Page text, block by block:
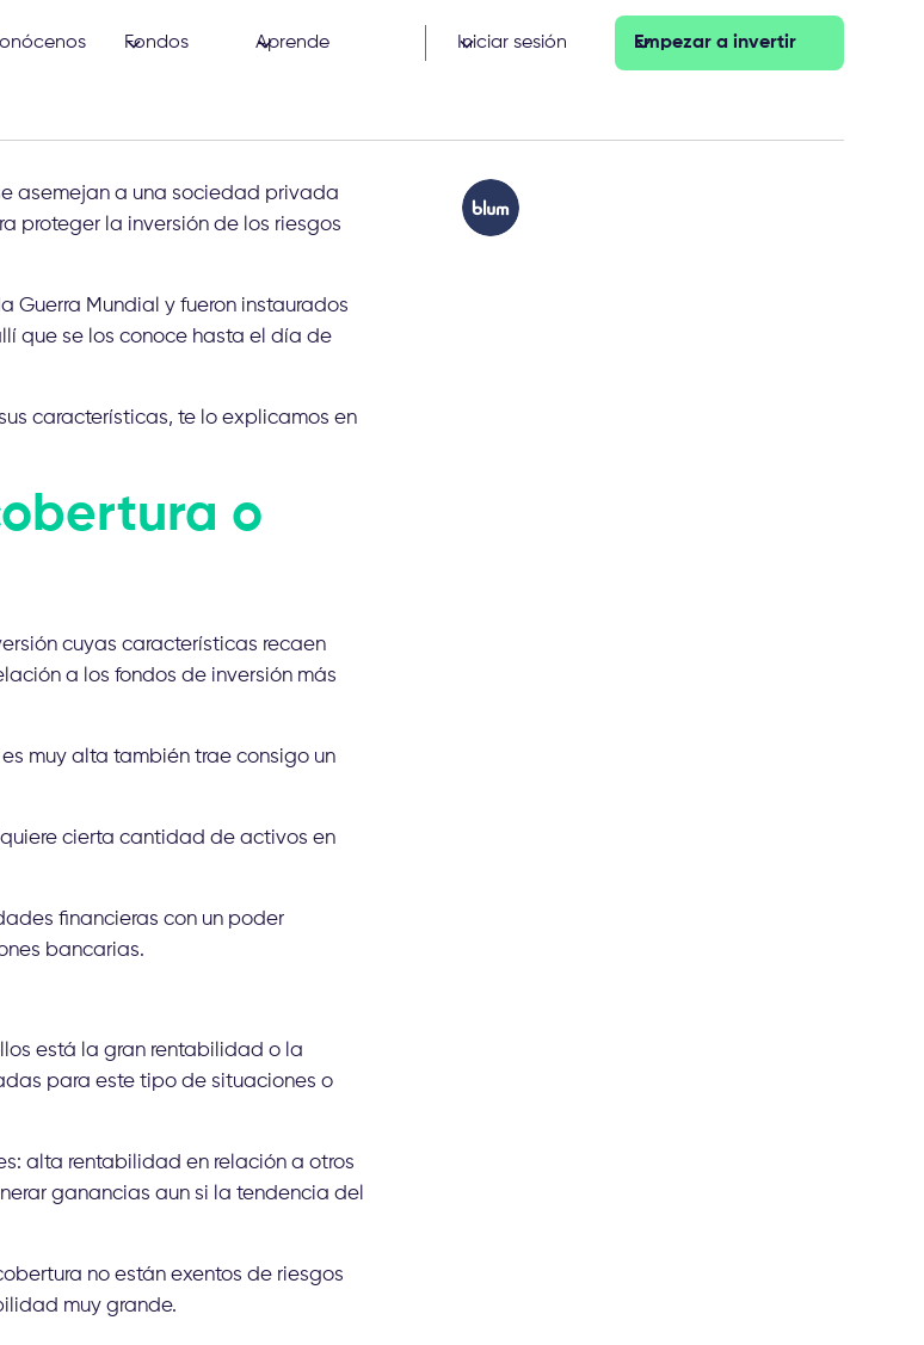
Fondos Aprende Iniciar sesión Empezar a invertir
asemejan a una sociedad privada
proteger la inversión de los riesgos
Guerra Mundial y fueron instaurados
que se los conoce hasta el día de
características, te lo explicamos en
o
cuyas características recaen
a los fondos de inversión más
muy alta también trae consigo un
cierta cantidad de activos en
financieras con un poder
bancarias.
está la gran rentabilidad o la
para este tipo de situaciones o
alta rentabilidad en relación a otros
ganancias aun si la tendencia del
no están exentos de riesgos
muy grande.